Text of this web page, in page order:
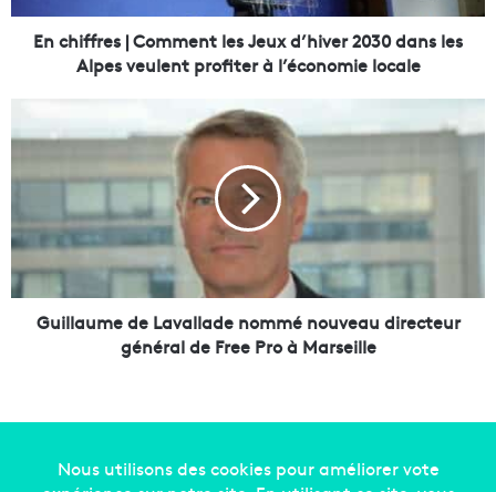
e
m
e
t
l
e
s
En chiffres | Comment les Jeux d’hiver 2030 dans les
Alpes veulent profiter à l’économie locale
u
l
a
u
m
e
Guillaume de Lavallade nommé nouveau directeur
général de Free Pro à Marseille
Copyright © 2014-2022Made in Marseille. Tous droits